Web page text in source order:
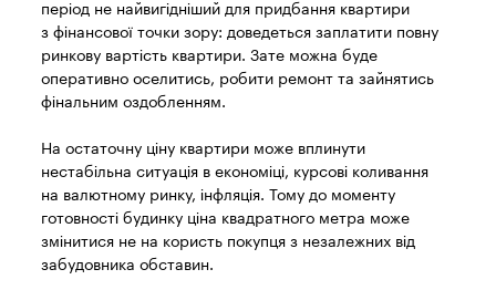
період не найвигідніший для придбання квартири
з фінансової точки зору: доведеться заплатити повну
ринкову вартість квартири. Зате можна буде
оперативно оселитись, робити ремонт та зайнятись
фінальним оздобленням.
На остаточну ціну квартири може вплинути
нестабільна ситуація в економіці, курсові коливання
на валютному ринку, інфляція. Тому до моменту
готовності будинку ціна квадратного метра може
змінитися не на користь покупця з незалежних від
забудовника обставин.